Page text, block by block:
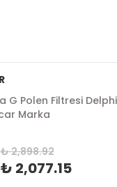
G Polen Filtresi Delphi
Marka
₺ 2,898.92
₺ 2,077.15